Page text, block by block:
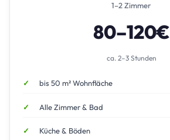
1–2 Zimmer
80–120€
ca. 2–3 Stunden
bis 50 m² Wohnfläche
Alle Zimmer & Bad
Küche & Böden